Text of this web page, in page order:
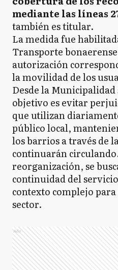
mediante las líneas
también es titular.
La medida fue
Transporte
autorización
la movilidad de los
Desde la
objetivo es evitar
que utilizan
público local,
los barrios a través de
continuarán
reorganización, se
continuidad del
contexto complejo
sector.
Ads